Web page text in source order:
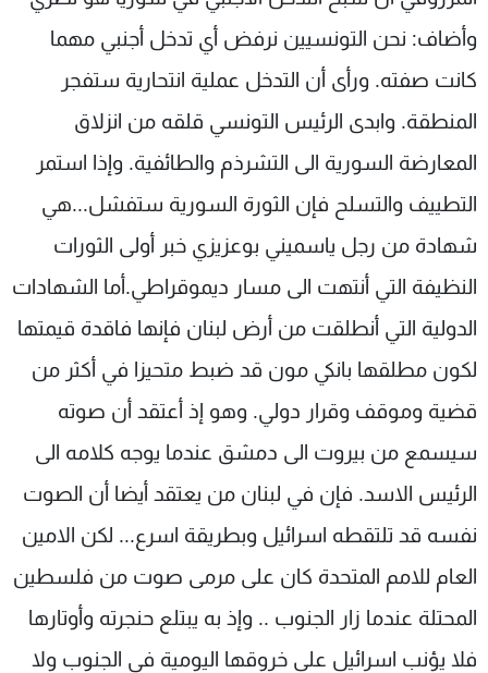
وأضاف: نحن التونسيين نرفض أي تدخل أجنبي مهما
كانت صفته. ورأى أن التدخل عملية انتحارية ستفجر
المنطقة. وابدى الرئيس التونسي قلقه من انزلاق
المعارضة السورية الى التشرذم والطائفية. وإذا استمر
التطييف والتسلح فإن الثورة السورية ستفشل...هي
شهادة من رجل ياسميني بوعزيزي خبر أولى الثورات
النظيفة التي أنتهت الى مسار ديموقراطي.أما الشهادات
الدولية التي أنطلقت من أرض لبنان فإنها فاقدة قيمتها
لكون مطلقها بانكي مون قد ضبط متحيزا في أكثر من
قضية وموقف وقرار دولي. وهو إذ أعتقد أن صوته
سيسمع من بيروت الى دمشق عندما يوجه كلامه الى
الرئيس الاسد. فإن في لبنان من يعتقد أيضا أن الصوت
نفسه قد تلتقطه اسرائيل وبطريقة اسرع... لكن الامين
العام للامم المتحدة كان على مرمى صوت من فلسطين
المحتلة عندما زار الجنوب .. وإذ به يبتلع حنجرته وأوتارها
فلا يؤنب اسرائيل على خروقها اليومية في الجنوب ولا